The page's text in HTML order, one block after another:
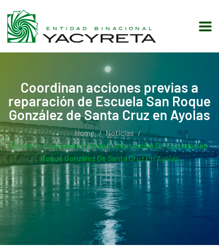
Coordinan acciones previas a
reparación de Escuela San Roque
González de Santa Cruz en Ayolas
Home
Noticias
Coordinan Acciones Previas A Reparación De Escuela San
Roque González De Santa Cruz En Ayolas